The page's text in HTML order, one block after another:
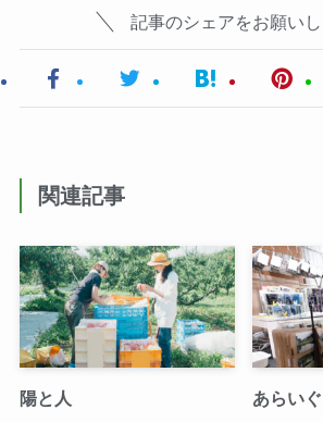
記事のシェアをお願い
関連記事
陽と人 あらい